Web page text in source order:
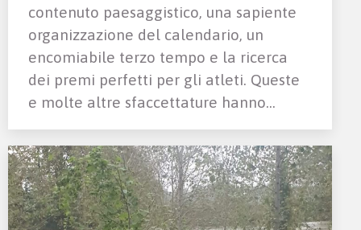
contenuto paesaggistico, una sapiente
organizzazione del calendario, un
encomiabile terzo tempo e la ricerca
dei premi perfetti per gli atleti. Queste
e molte altre sfaccettature hanno…